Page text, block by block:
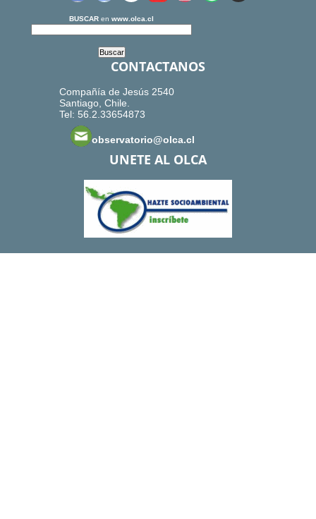
BUSCAR en www.olca.cl
CONTACTANOS
Compañía de Jesús 2540
Santiago, Chile.
Tel: 56.2.33654873
observatorio@olca.cl
UNETE AL OLCA